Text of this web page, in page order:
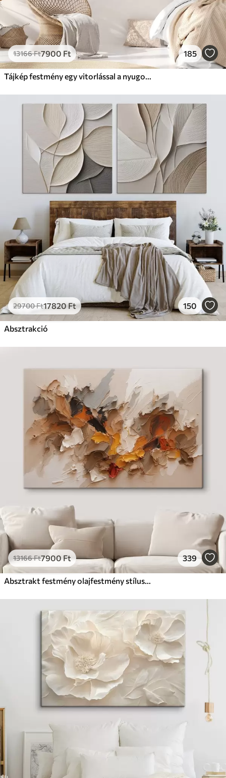
13166Ft7900 Ft 185
Tájkép festmény egy vitorlással a nyugodt tengeren, narancssárga és sárga égbolt, távoli hegyek
29700Ft17820Ft 150
Absztrakció
13166Ft7900Ft 339
Absztrakt festmény olajfestmény stílusban